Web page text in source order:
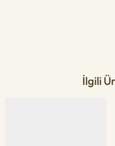
İlgili